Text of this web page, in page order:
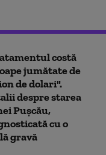
costă
jumătate de
de dolari".
despre starea
Pușcău,
cu o
gravă